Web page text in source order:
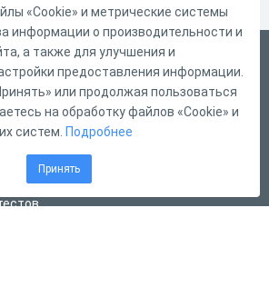
связи
«Cookie» и метрические системы
информации о производительности и
а также для улучшения и
предоставления информации.
или продолжая пользоваться
на обработку файлов «Cookie» и
систем. Подробнее
Принять